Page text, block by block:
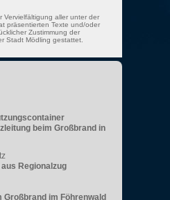
Vervielfältigung aller unter der
präsentierten Texte und/oder
Zustimmung der
Stadt Mödling gestattet.
beim Großbrand in
Regionalzug
Großbrand im Föhrenwald